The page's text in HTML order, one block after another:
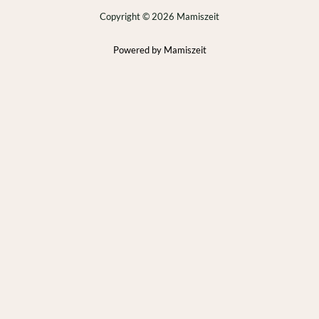
Copyright © 2026 Mamiszeit
Powered by Mamiszeit